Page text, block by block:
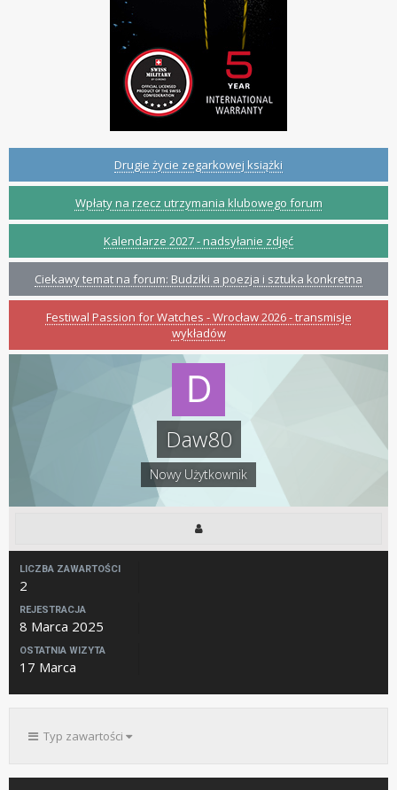
Drugie życie zegarkowej książki
Wpłaty na rzecz utrzymania klubowego forum
Kalendarze 2027 - nadsyłanie zdjęć
Ciekawy temat na forum: Budziki a poezja i sztuka konkretna
Festiwal Passion for Watches - Wrocław 2026 - transmisje
wykładów
Daw80
Nowy Użytkownik
LICZBA ZAWARTOŚCI
2
REJESTRACJA
8 Marca 2025
OSTATNIA WIZYTA
17 Marca
Typ zawartości